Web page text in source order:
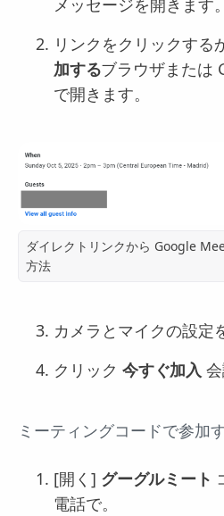
メッセージを開きます。
リンクをクリックする
加するブラウザまたは
で開きます。
ダイレクトリンクから Google
方法
カメラとマイクの設定
クリック 今すぐ加入
ミーティングコードで参加
[開く] グーグルミート
電話で。